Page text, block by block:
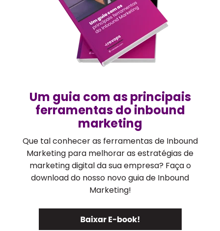
Um guia com as principais
ferramentas do inbound
marketing
Que tal conhecer as ferramentas de Inbound
Marketing para melhorar as estratégias de
marketing digital da sua empresa? Faça o
download do nosso novo guia de Inbound
Marketing!